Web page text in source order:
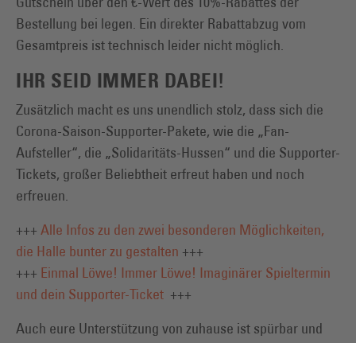
Bestellung bei legen. Ein direkter Rabattabzug vom
Gesamtpreis ist technisch leider nicht möglich.
IHR SEID IMMER DABEI!
Zusätzlich macht es uns unendlich stolz, dass sich die
Corona-Saison-Supporter-Pakete, wie die „Fan-
Aufsteller“, die „Solidaritäts-Hussen“ und die Supporter-
Tickets, großer Beliebtheit erfreut haben und noch
erfreuen.
+++ Alle Infos zu den zwei besonderen Möglichkeiten,
die Halle bunter zu gestalten +++
+++ Einmal Löwe! Immer Löwe! Imaginärer Spieltermin
und dein Supporter-Ticket +++
Auch eure Unterstützung von zuhause ist spürbar und